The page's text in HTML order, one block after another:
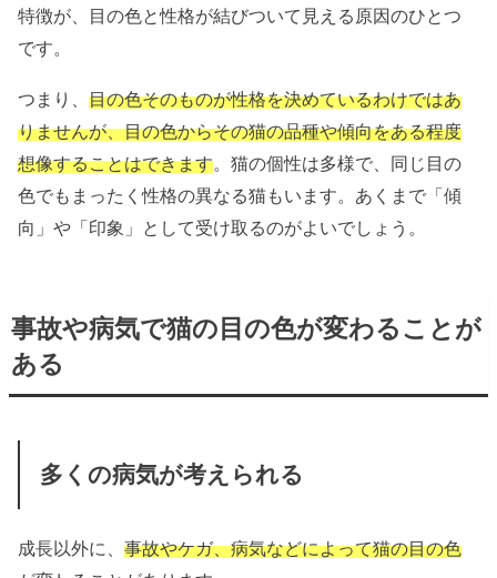
特徴が、目の色と性格が結びついて見える原因のひとつ
です。
つまり、目の色そのものが性格を決めているわけではあ
りませんが、目の色からその猫の品種や傾向をある程度
想像することはできます。猫の個性は多様で、同じ目の
色でもまったく性格の異なる猫もいます。あくまで「傾
向」や「印象」として受け取るのがよいでしょう。
事故や病気で猫の目の色が変わることが
ある
多くの病気が考えられる
成長以外に、事故やケガ、病気などによって猫の目の色